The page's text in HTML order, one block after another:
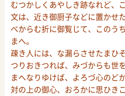
むつかしくあやしき跡なれど、
文は、近き御厨子などに置かせ
べからむ折に御覧じて、このう
まへ。
疎き人には、な漏らさせたまひ
つりおきつれば、みづからも世
まへなりゆけば、よろづ心のど
対の上の御心、おろかに思ひき